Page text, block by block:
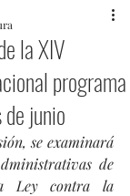
la XIV
programa
junio
se examinará
de
Ley contra la